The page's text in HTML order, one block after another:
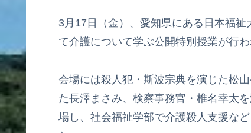
3月17日（金）、愛知県にある日本福
て介護について学ぶ公開特別授業が行
会場には殺人犯・斯波宗典を演じた松
た長澤まさみ、検察事務官・椎名幸太
場し、社会福祉学部で介護殺人支援な